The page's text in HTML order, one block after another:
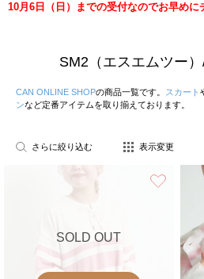
10月6日（日）までの受付なのでお早めに
SM2（エスエムツー
CAN ONLINE SHOPの商品一覧です。 スカート
ンなど定番アイテムを取り揃えております。
さらに絞り込む 表示変更
SOLD OUT
お気